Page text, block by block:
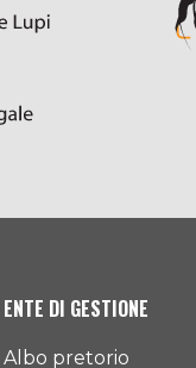
ENTE DI GESTIONE
Albo pretorio